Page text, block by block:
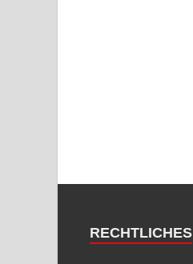
RECHTLICHES